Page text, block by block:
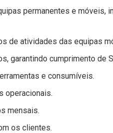
permanentes e móveis,
de atividades das equipas
garantindo cumprimento de
e consumíveis.
operacionais.
mensais.
os clientes.